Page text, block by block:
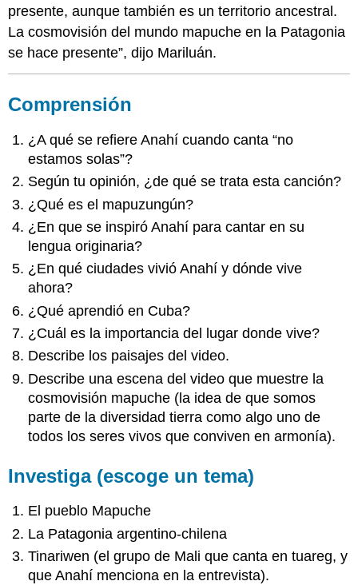
presente, aunque también es un territorio ancestral.
La cosmovisión del mundo mapuche en la Patagonia
se hace presente”, dijo Mariluán.
Comprensión
¿A qué se refiere Anahí cuando canta “no
estamos solas”?
Según tu opinión, ¿de qué se trata esta canción?
¿Qué es el mapuzungún?
¿En que se inspiró Anahí para cantar en su
lengua originaria?
¿En qué ciudades vivió Anahí y dónde vive
ahora?
¿Qué aprendió en Cuba?
¿Cuál es la importancia del lugar donde vive?
Describe los paisajes del video.
Describe una escena del video que muestre la
cosmovisión mapuche (la idea de que somos
parte de la diversidad tierra como algo uno de
todos los seres vivos que conviven en armonía).
Investiga (escoge un tema)
El pueblo Mapuche
La Patagonia argentino-chilena
Tinariwen (el grupo de Mali que canta en tuareg, y
que Anahí menciona en la entrevista).